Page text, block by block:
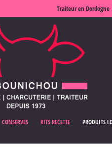
Traiteur en Dordogne
CONSERVES KITS RECETTE PRODUITS